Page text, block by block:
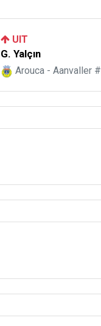
UIT
G. Yalçın
Arouca - Aanvaller #